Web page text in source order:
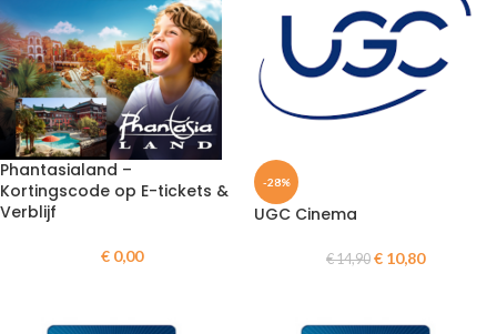
Phantasialand –
Kortingscode op E-tickets &
Verblijf
€0,00
-28%
UGC Cinema
€14,90 € 10,80